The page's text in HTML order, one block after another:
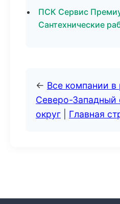
ПСК Сервис
Сантехнические
← Все компании в
Северо-Западный
округ
Главная